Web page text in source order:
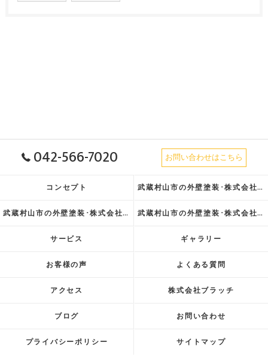
042-566-7020 お問い合わせはこちら
コンセプト 武蔵村山市の外壁塗装･株式会社ブラッチの口コミ情報
武蔵村山市の外壁塗装･株式会社ブラッチの評判 武蔵村山市の外壁塗装･株式会社ブラッチのお客様の声
サービス ギャラリー
お客様の声 よくある質問
アクセス 株式会社ブラッチ
ブログ お問い合わせ
プライバシーポリシー サイトマップ